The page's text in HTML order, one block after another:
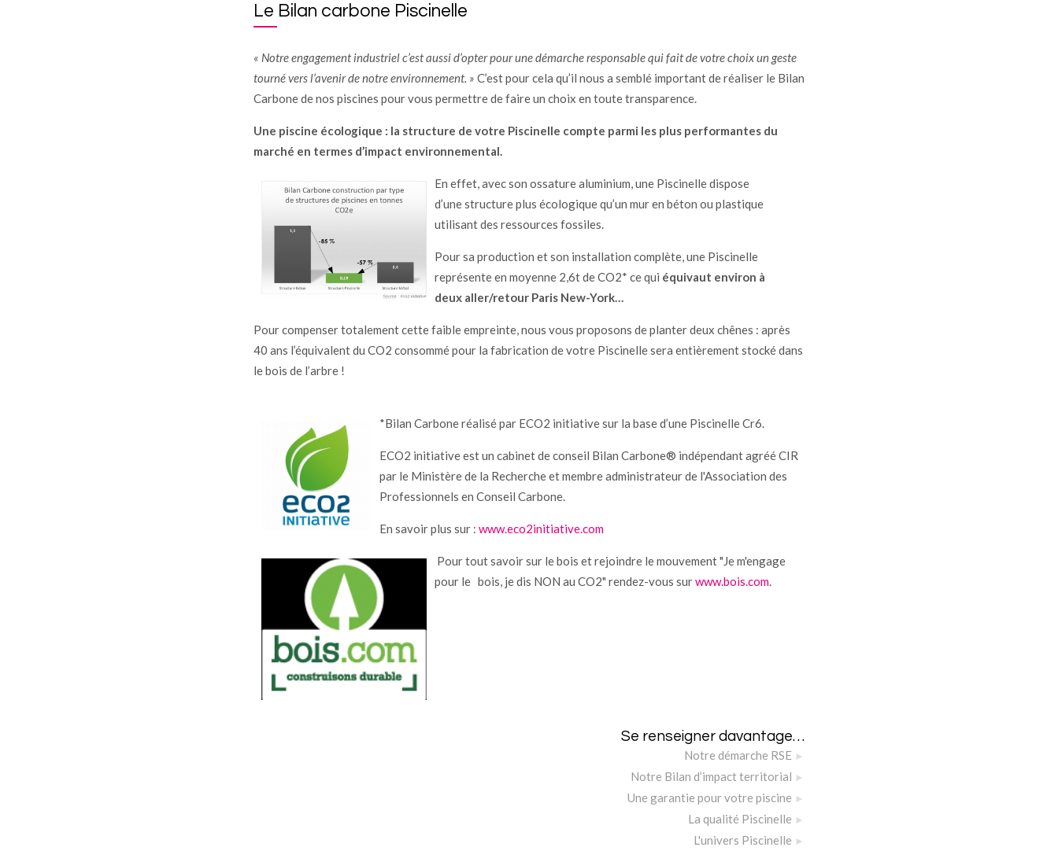
Le Bilan carbone Piscinelle
« Notre engagement industriel c’est aussi d’opter pour une démarche responsable qui fait de votre choix un geste
tourné vers l’avenir de notre environnement. » C’est pour cela qu’il nous a semblé important de réaliser le Bilan
Carbone de nos piscines pour vous permettre de faire un choix en toute transparence.
Une piscine écologique : la structure de votre Piscinelle compte parmi les plus performantes du
marché en termes d’impact environnemental.
En effet, avec son ossature aluminium, une Piscinelle dispose
d’une structure plus écologique qu’un mur en béton ou plastique
utilisant des ressources fossiles.
Pour sa production et son installation complète, une Piscinelle
représente en moyenne 2,6t de CO2* ce qui équivaut environ à
deux aller/retour Paris New-York…
Pour compenser totalement cette faible empreinte, nous vous proposons de planter deux chênes : après
40 ans l’équivalent du CO2 consommé pour la fabrication de votre Piscinelle sera entièrement stocké dans
le bois de l’arbre !
*Bilan Carbone réalisé par ECO2 initiative sur la base d’une Piscinelle Cr6.
ECO2 initiative est un cabinet de conseil Bilan Carbone® indépendant agréé CIR
par le Ministère de la Recherche et membre administrateur de l'Association des
Professionnels en Conseil Carbone.
En savoir plus sur : www.eco2initiative.com
Pour tout savoir sur le bois et rejoindre le mouvement "Je m'engage
pour le bois, je dis NON au CO2" rendez-vous surwww.bois.com.
Se renseigner davantage…
Notre démarche RSE
Notre Bilan d’impact territorial
Une garantie pour votre piscine
La qualité Piscinelle
L'univers Piscinelle